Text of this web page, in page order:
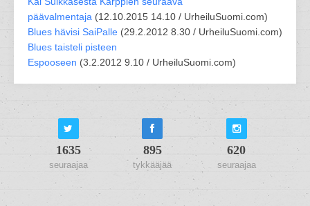
päävalmentaja (12.10.2015 14.10 / UrheiluSuomi.com)
Blues hävisi SaiPalle (29.2.2012 8.30 / UrheiluSuomi.com)
Blues taisteli pisteen
Espooseen (3.2.2012 9.10 / UrheiluSuomi.com)
1635
seuraajaa
895
tykkääjää
620
seuraajaa